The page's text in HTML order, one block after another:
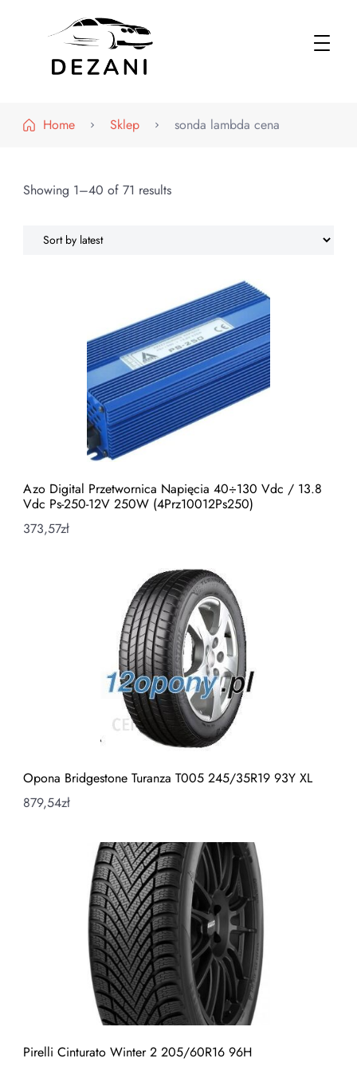
Home
Sklep sonda lambda cena
Showing 1–40 of 71 results
Azo Digital Przetwornica Napięcia 40÷130 Vdc / 13.8
Vdc Ps-250-12V 250W (4Prz10012Ps250)
373,57zł
Opona Bridgestone Turanza T005 245/35R19 93Y XL
879,54zł
Pirelli Cinturato Winter 2 205/60R16 96H